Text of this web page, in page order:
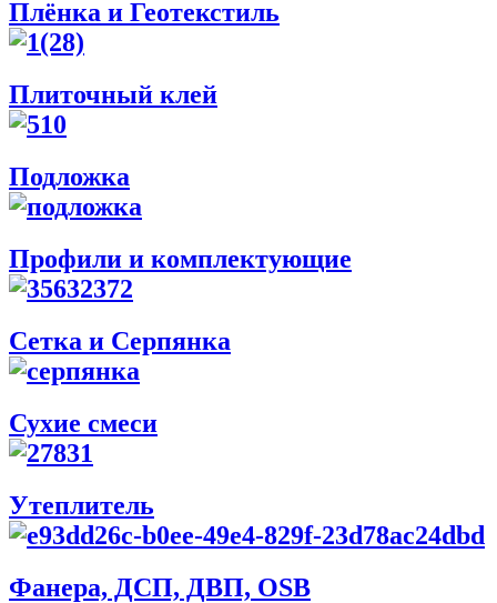
Плёнка и Геотекстиль
Плиточный клей
Подложка
Профили и комплектующие
Сетка и Серпянка
Сухие смеси
Утеплитель
Фанера, ДСП, ДВП, OSB